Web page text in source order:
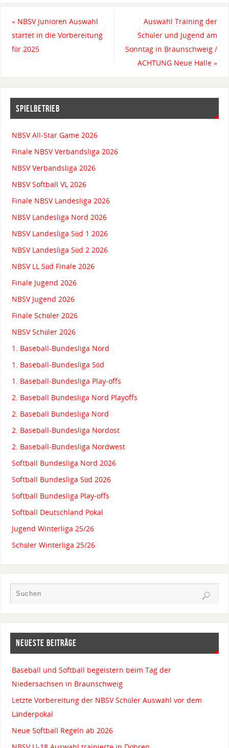
«NBSV Junioren Auswahl
startet in die Vorbereitung
für 2025
Auswahl Training der
Schüler und Jugend am
Sonntag in Braunschweig /
ACHTUNG Neue Halle»
SPIELBETRIEB
NBSV All-Star Game 2026
Finale NBSV Verbandsliga 2026
NBSV Verbandsliga 2026
NBSV Softball VL 2026
Finale NBSV Landesliga 2026
NBSV Landesliga Nord 2026
NBSV Landesliga Süd 1 2026
NBSV Landesliga Süd 2 2026
NBSV LL Süd Finale 2026
Finale Jugend 2026
NBSV Jugend 2026
Finale Schüler 2026
NBSV Schüler 2026
1. Baseball-Bundesliga Nord
1. Baseball-Bundesliga Süd
1. Baseball-Bundesliga Play-offs
2. Baseball Bundesliga Nord Playoffs
2. Baseball Bundesliga Nord
2. Baseball-Bundesliga Nordost
2. Baseball-Bundesliga Nordwest
Softball Bundesliga Nord 2026
Softball Bundesliga Süd 2026
Softball Bundesliga Play-offs
Softball Deutschland Pokal
Jugend Winterliga 25/26
Schüler Winterliga 25/26
NEUESTE BEITRÄGE
Baseball und Softball begeistern beim Tag der
Niedersachsen in Braunschweig
Letzte Vorbereitung der NBSV Schüler Auswahl vor dem
Länderpokal
Neue Softball Regeln ab 2026